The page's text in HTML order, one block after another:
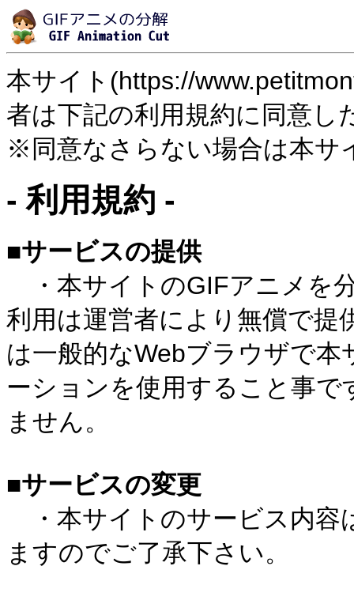
本サイト(https://
者は下記の利用規約に同意し
※同意なさらない場合は本サ
- 利用規約 -
■サービスの提供
・本サイトのGIFアニメを
利用は運営者により無償で提
は一般的なWebブラウザで
ーションを使用すること事
ません。
■サービスの変更
・本サイトのサービス内容
ますのでご了承下さい。